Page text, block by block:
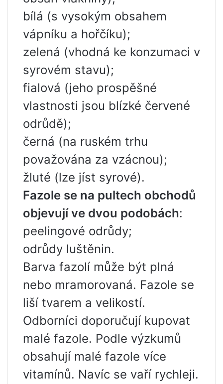
bílá (s vysokým obsahem
vápníku a hořčíku);
zelená (vhodná ke konzumaci v
syrovém stavu);
fialová (jeho prospěšné
vlastnosti jsou blízké červené
odrůdě);
černá (na ruském trhu
považována za vzácnou);
žluté (lze jíst syrové).
Fazole se na pultech obchodů
objevují ve dvou podobách:
peelingové odrůdy;
odrůdy luštěnin.
Barva fazolí může být plná
nebo mramorovaná. Fazole se
liší tvarem a velikostí.
Odborníci doporučují kupovat
malé fazole. Podle výzkumů
obsahují malé fazole více
vitamínů. Navíc se vaří rychleji.